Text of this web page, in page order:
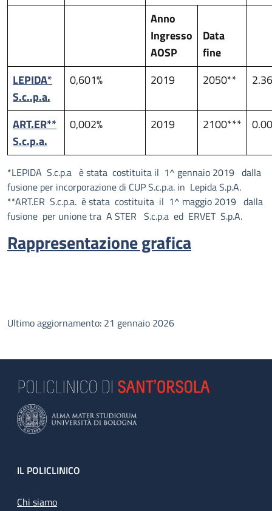
Anno
Ingresso
AOSP
Data
fine
LEPIDA*
S.c..p.a.
0,601% 2019 2050**
ART.ER**
S.c.p.a.
0,002% 2019 2100*** 0.00
*LEPIDA S.c.p.a è stata costituita il 1^ gennaio 2019 dalla
fusione per incorporazione di CUP S.c.p.a. in Lepida S.p.A.
**ART.ER S.c.p.a. è stata costituita il 1^ maggio 2019 dalla
fusione per unione tra A STER S.c.p.a ed ERVET S.p.A.
Rappresentazione grafica
Ultimo aggiornamento: 21 gennaio 2026
Footer
IL POLICLINICO
Chi siamo